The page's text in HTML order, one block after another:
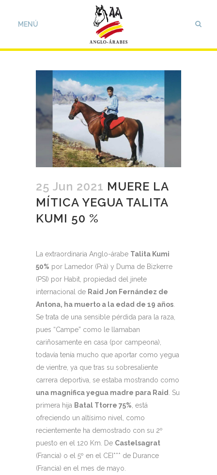
25 Jun 2021 MUERE LA
MÍTICA YEGUA TALITA
KUMI 50 %
La extraordinaria Anglo-árabe Talita Kumi
50% por Lamedor (Prá) y Duma de Bizkerre
(PSI) por Habit, propiedad del jinete
internacional de Raid Jon Fernández de
Antona, ha muerto a la edad de 19 años
Se trata de una sensible pérdida para la raza,
pues “Campe” como le llamaban
cariñosamente en casa (por campeona),
todavía tenía mucho que aportar como yegua
de vientre, ya que tras su sobresaliente
carrera deportiva, se estaba mostrando como
una magnifica yegua madre para Raid
. Su
primera hija Batal Ttorre 75% , está
ofreciendo un altísimo nivel, como
recientemente ha demostrado con su 2º
puesto en el 120 Km. De Castelsagrat
(Francia) o el 5º en el CEI*** de Durance
(Francia) en el mes de mayo.